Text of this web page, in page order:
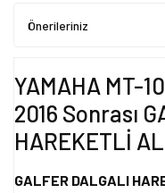
Önerileriniz
YAMAHA MT-
2016 Sonrası
HAREKETLİ
GALFER DALGALI